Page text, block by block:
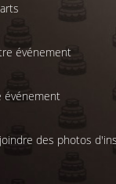
événement
événement
des photos